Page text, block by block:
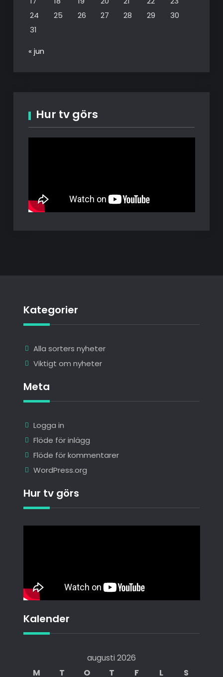
24
25 26 27 28 29
30
31
« jun
Hur tv görs
Kategorier
Alla sorters nyheter
Viktigt om nyheter
Meta
Logga in
Flöde för inlägg
Flöde för kommentarer
WordPress.org
Hur tv görs
Kalender
augusti 2026
M
T O T F L S